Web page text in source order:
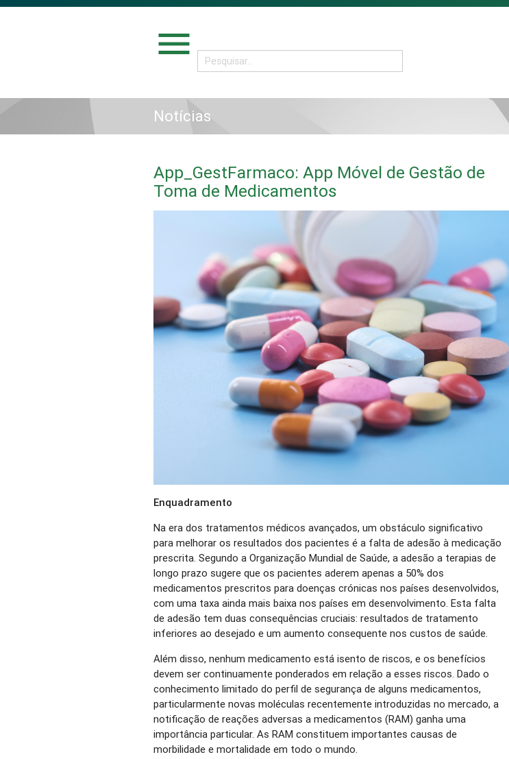
menu
Notícias
App_GestFarmaco: App Móvel de Gestão de
Toma de Medicamentos
Enquadramento
Na era dos tratamentos médicos avançados, um obstáculo significativo
para melhorar os resultados dos pacientes é a falta de adesão à medicação
prescrita. Segundo a Organização Mundial de Saúde, a adesão a terapias de
longo prazo sugere que os pacientes aderem apenas a 50% dos
medicamentos prescritos para doenças crónicas nos países desenvolvidos,
com uma taxa ainda mais baixa nos países em desenvolvimento. Esta falta
de adesão tem duas consequências cruciais: resultados de tratamento
inferiores ao desejado e um aumento consequente nos custos de saúde.
Além disso, nenhum medicamento está isento de riscos, e os benefícios
devem ser continuamente ponderados em relação a esses riscos. Dado o
conhecimento limitado do perfil de segurança de alguns medicamentos,
particularmente novas moléculas recentemente introduzidas no mercado, a
notificação de reações adversas a medicamentos (RAM) ganha uma
importância particular. As RAM constituem importantes causas de
morbilidade e mortalidade em todo o mundo.